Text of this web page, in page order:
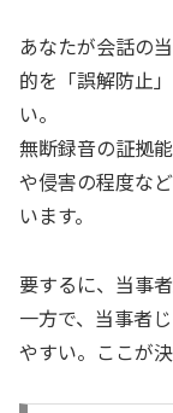
あなたが会話の
的を「誤解防止
い。
無断録音の証拠
や侵害の程度な
います。
要するに、当事
一方で、当事者
やすい。ここが